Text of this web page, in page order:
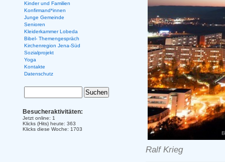
Ralf Krieg
Kinder und Familien
Konfirmand*innen
Junge Gemeinde
Senioren
Kleiderkammer Lobeda
Bibel- Themengespräch
Kirchenregion Jena-Süd
Sozialprojekt
Yoga
Kontakte
Datenschutz
Besucheraktivitäten:
Jetzt online: 1
Klicks (Hits) heute: 363
Klicks diese Woche: 1703